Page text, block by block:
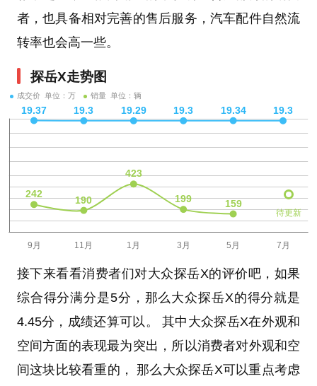
者，也具备相对完善的售后服务，汽车配件自然流
转率也会高一些。
探岳X走势图
成交价 单位：万 销量 单位：辆
待更新
接下来看看消费者们对大众探岳X的评价吧，如果
综合得分满分是5分，那么大众探岳X的得分就是
4.45分，成绩还算可以。 其中大众探岳X在外观和
空间方面的表现最为突出，所以消费者对外观和空
间这块比较看重的， 那么大众探岳X可以重点考虑